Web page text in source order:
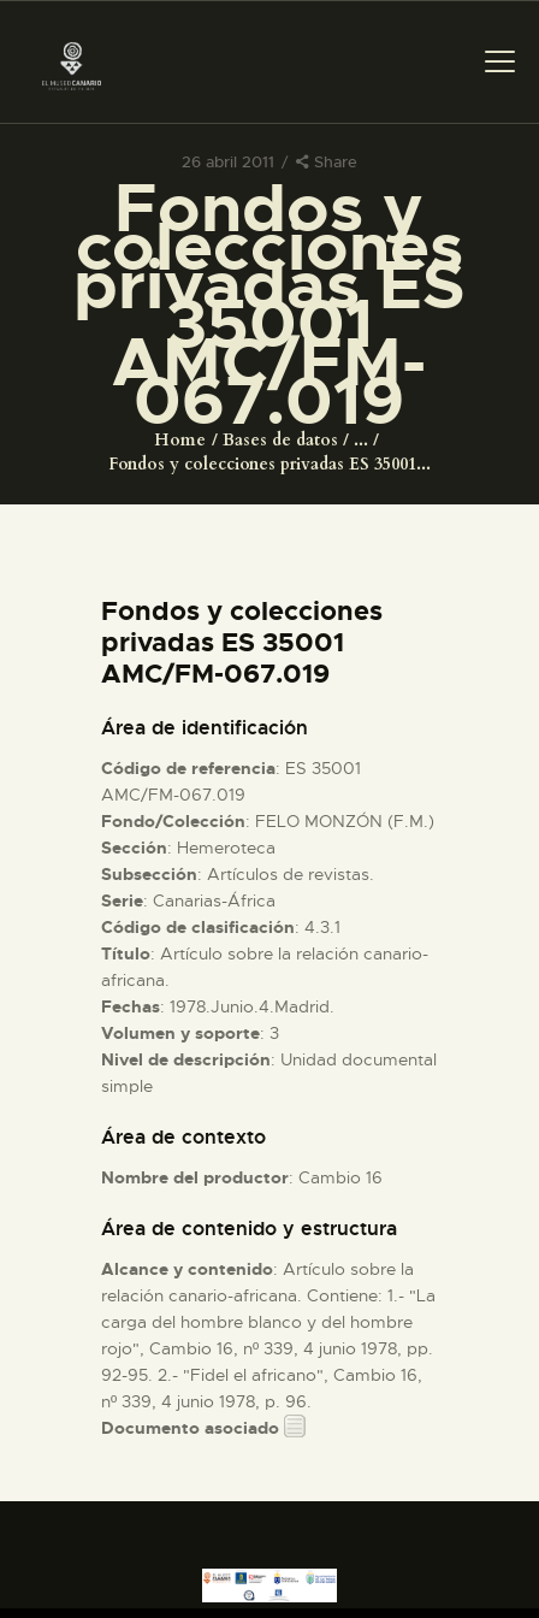
26 abril 2011 Share
Fondos y
colecciones
privadas ES
35001
AMC/FM-
067.019
Home Bases de datos
...
Fondos y colecciones privadas ES 35001...
PREPARAR LA VISITA
ACTIVIDADES
█
EL MUSEO
ESPAÑOL
ACTIVIDADES
█
EL MUSEO
COLECCIONES
DIDÁCTICA
ESPAÑOL
Fondos y colecciones
privadas ES 35001
AMC/FM-067.019
Área de identificación
Código de referencia: ES 35001
AMC/FM-067.019
Fondo/Colección: FELO MONZÓN (F.M.)
Sección: Hemeroteca
Subsección: Artículos de revistas.
Serie: Canarias-África
Código de clasificación: 4.3.1
Título: Artículo sobre la relación canario-
africana.
Fechas: 1978.Junio.4.Madrid.
Volumen y soporte: 3
Nivel de descripción: Unidad documental
simple
Área de contexto
Nombre del productor: Cambio 16
Área de contenido y estructura
Alcance y contenido: Artículo sobre la
relación canario-africana. Contiene: 1.- "La
carga del hombre blanco y del hombre
rojo", Cambio 16, nº 339, 4 junio 1978, pp.
92-95. 2.- "Fidel el africano", Cambio 16,
nº 339, 4 junio 1978, p. 96.
Documento asociado